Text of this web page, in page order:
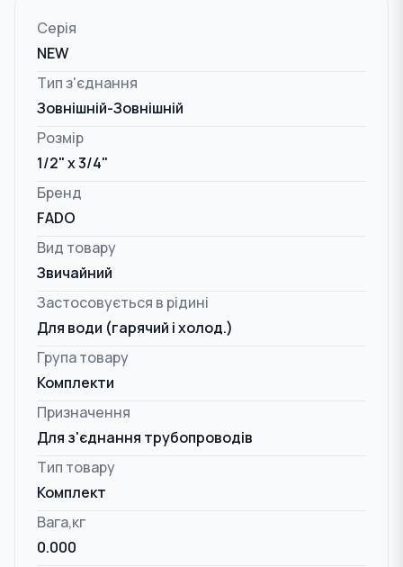
Серія
NEW
Тип з'єднання
Зовнішній-Зовнішній
Розмір
1/2" x 3/4"
Бренд
FADO
Вид товару
Звичайний
Застосовується в рідині
Для води (гарячий і холод.)
Група товару
Комплекти
Призначення
Для з'єднання трубопроводів
Тип товару
Комплект
Вага,кг
0.000